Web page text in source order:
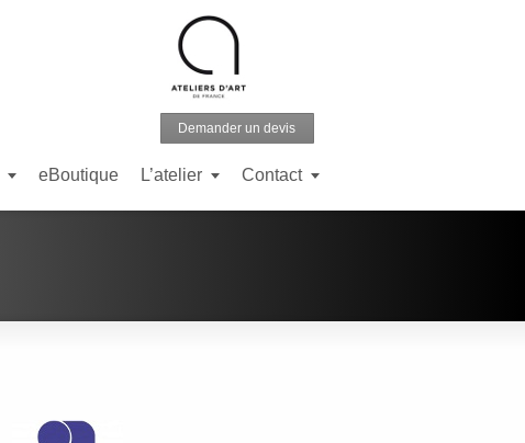
Demander un devis
eBoutique L’atelier Contact